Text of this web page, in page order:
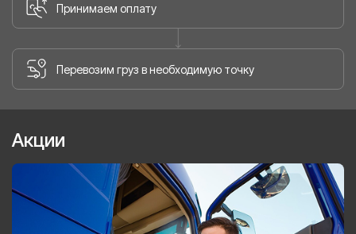
Принимаем оплату
Перевозим груз в необходимую точку
Акции